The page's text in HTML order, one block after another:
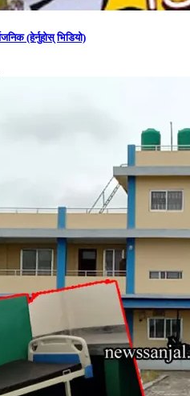
(हेर्नुहोस् भिडियो)